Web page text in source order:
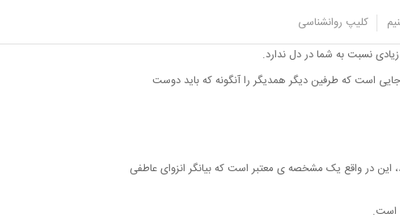
کلیپ روانشناسی
نسبت به شما در دل ندارد.
جایی است که طرفین دیگر همدیگر را آنگونه که باید دوست
در واقع یک مشخصه ی معتبر است که بیانگر انزوای عاطفی
است.